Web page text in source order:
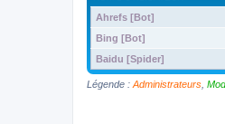
Ahrefs [Bot]
Bing [Bot]
Baidu [Spider]
Légende : Administrateurs